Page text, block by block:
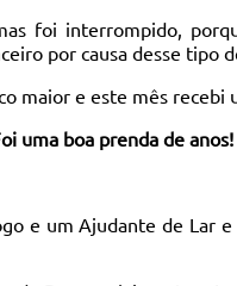
foi interrompido,
por causa desse tipo
maior e este mês recebi
uma boa prenda de anos!
e um Ajudante de Lar